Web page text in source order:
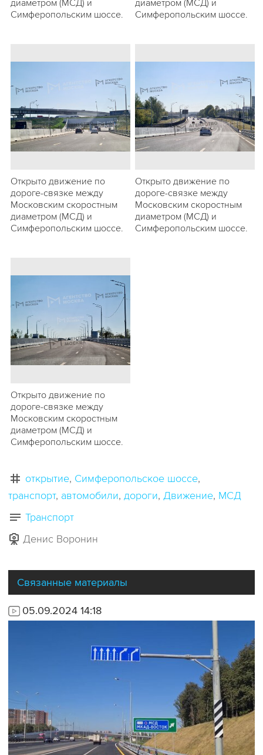
диаметром (МСД) и
Симферопольским шоссе.
диаметром (МСД) и
Симферопольским шоссе.
Открыто движение по
дороге-связке между
Московским скоростным
диаметром (МСД) и
Симферопольским шоссе.
Открыто движение по
дороге-связке между
Московским скоростным
диаметром (МСД) и
Симферопольским шоссе.
Открыто движение по
дороге-связке между
Московским скоростным
диаметром (МСД) и
Симферопольским шоссе.
открытие Симферопольское шоссе
транспорт автомобили дороги Движение МСД
Транспорт
Денис Воронин
Связанные материалы
05.09.2024 14:18